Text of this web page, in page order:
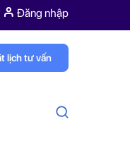
Đăng nhập
lịch tư vấn